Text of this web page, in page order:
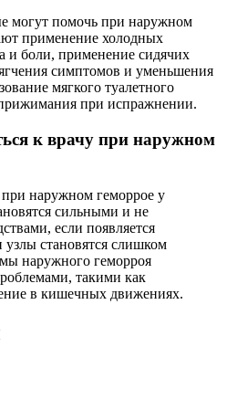
могут помочь при наружном
применение холодных
и боли, применение сидячих
симптомов и уменьшения
мягкого туалетного
при испражнении.
к врачу при наружном
при наружном геморрое у
сильными и не
если появляется
узлы становятся слишком
наружного геморроя
такими как
в кишечных движениях.